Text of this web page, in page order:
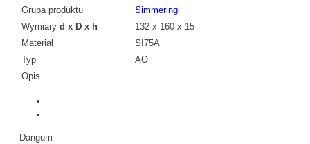
Grupa produktu
Simmeringi
Wymiary d x D x h
132 x 160 x 15
Materiał
SI75A
Typ
AO
Opis
Dangum